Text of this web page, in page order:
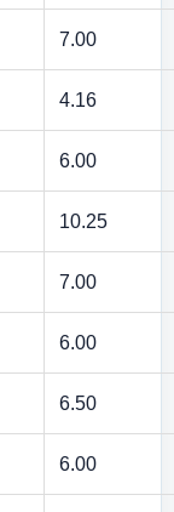
7.00
4.16
6.00
10.25
7.00
6.00
6.50
6.00